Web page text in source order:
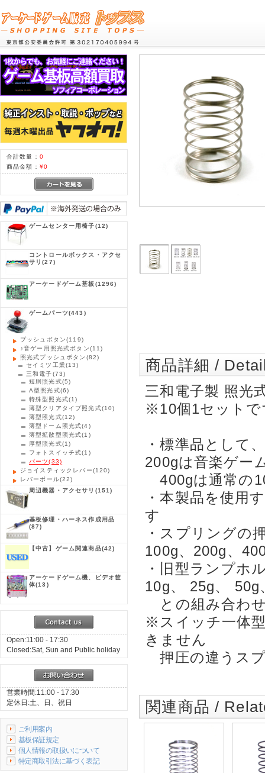
合計数量： 0
商品金額： ¥0
ゲームセンター用椅子(12)
コントロールボックス・アクセ
サリ(27)
アーケードゲーム基板 (1296)
ゲームパーツ(443)
プッシュボタン(119)
♪音ゲー用照光式ボタン(11)
照光式プッシュボタン (82)
セイミツ工業(13)
三和電子(73)
短胴照光式(5)
A型照光式(6)
特殊型照光式(1)
薄型クリアタイプ照光式(10)
薄型照光式(12)
薄型ドーム照光式(4)
薄型拡散型照光式(1)
厚型照光式(1)
フォトスイッチ式(1)
パーツ(33)
ジョイスティックレバー(120)
レバーボール(22)
周辺機器・アクセサリ (151)
基板修理・ハーネス作成用品
(87)
【中古】ゲーム関連商品(42)
アーケードゲーム機、ビデオ筐
体(13)
Open:11:00 - 17:30
Closed:Sat, Sun and Public holiday
営業時間:11:00 - 17:30
定休日:土、日、祝日
ご利用案内
基板保証規定
個人情報の取扱いについて
特定商取引法に基づく表記
商品詳細 /
三和電子製 照光
※10個1セットで
・標準品として
200gは音楽ゲー
400gは通常の
・本製品を使用
す
・スプリングの
100g、200g、
・旧型ランプホ
10g、 25g、
との組み合わ
※スイッチ一体
きません
押圧の違うス
関連商品 /